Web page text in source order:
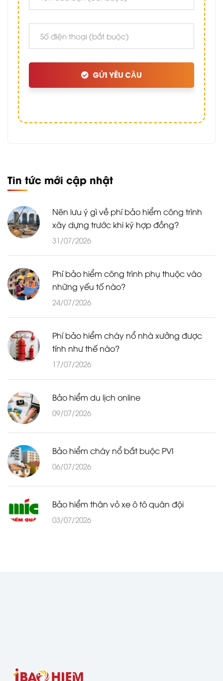
GỬI YÊU CẦU
Tin tức mới cập nhật
Nên lưu ý gì về phí bảo hiểm công trình
xây dựng trước khi ký hợp đồng?
31/07/2026
Phí bảo hiểm công trình phụ thuộc vào
những yếu tố nào?
24/07/2026
Phí bảo hiểm cháy nổ nhà xưởng được
tính như thế nào?
17/07/2026
Bảo hiểm du lịch online
09/07/2026
Bảo hiểm cháy nổ bắt buộc PVI
06/07/2026
Bảo hiểm thân vỏ xe ô tô quân đội
03/07/2026